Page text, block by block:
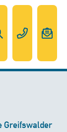
Greifswalder